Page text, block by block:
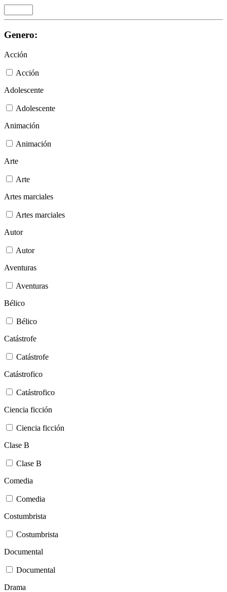
Genero:
Acción
Acción
Adolescente
Adolescente
Animación
Animación
Arte
Arte
Artes marciales
Artes marciales
Autor
Autor
Aventuras
Aventuras
Bélico
Bélico
Catástrofe
Catástrofe
Catástrofico
Catástrofico
Ciencia ficción
Ciencia ficción
Clase B
Clase B
Comedia
Comedia
Costumbrista
Costumbrista
Documental
Documental
Drama